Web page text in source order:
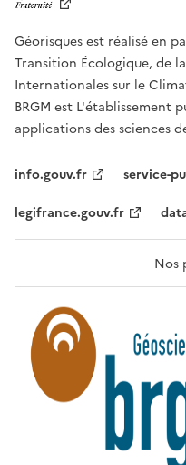
Géorisques est réalisé en
Transition Écologique, de
Internationales sur le
BRGM est L'établissement
applications des sciences
info.gouv.fr
service-
legifrance.gouv.fr
Nos